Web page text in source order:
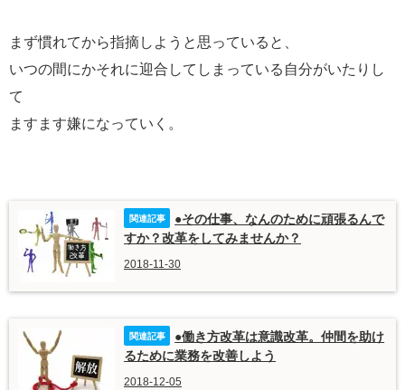
まず慣れてから指摘しようと思っていると、
いつの間にかそれに迎合してしまっている自分がいたりし
て
ますます嫌になっていく。
●その仕事、なんのために頑張るんで
すか？改革をしてみませんか？
2018-11-30
●働き方改革は意識改革。仲間を助け
るために業務を改善しよう
2018-12-05